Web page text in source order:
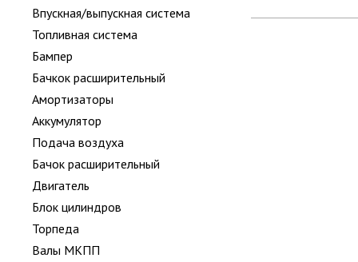
Впускная/выпускная система
Топливная система
Бампер
Бачкок расширительный
Амортизаторы
Аккумулятор
Подача воздуха
Бачок расширительный
Двигатель
Блок цилиндров
Торпеда
Валы МКПП